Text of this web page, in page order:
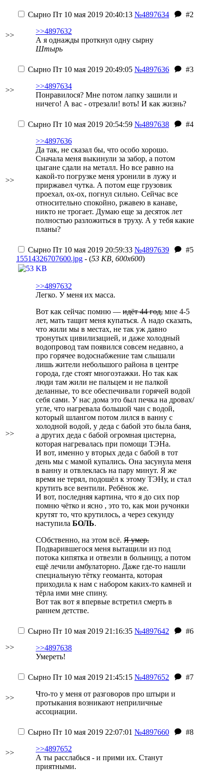
>>
Сырно Пт 10 мая 2019 20:40:13 №4897634
#2
>>4897632
А я однажды проткнул одну сырну
Штырь
>>
Сырно Пт 10 мая 2019 20:49:05 №4897636
#3
>>4897634
Понравилося? Мне потом лапку зашили и
ничего! А вас - отрезали! воть! И как жизнь?
>>
Сырно Пт 10 мая 2019 20:54:59 №4897638
#4
>>4897636
Да так, не сказал бы, что особо хорошо.
Сначала меня выкинули за забор, а потом
цыгане сдали на металл. Но все равно на
какой-то погрузке меня уронили в лужу и
приржавел чутка. А потом еще грузовик
проехал, ох-ох, погнул сильно. Сейчас все
относительно спокойно, ржавею в канаве,
никто не трогает. Думаю еще за десяток лет
полностью разложиться в труху. А у тебя какие
планы?
>>
Сырно Пт 10 мая 2019 20:59:33 №4897639
#5
15514326707600.jpg - (53 KB, 600x600)
>>4897632
Легко. У меня их масса.
Вот как сейчас помню — идёт 44 год, мне 4-5
лет, мать тащит меня купаться. А надо сказать,
что жили мы в местах, не так уж давно
тронутых цивилизацией, и даже холодный
водопровод там появился совсем недавно, а
про горячее водоснабжение там слышали
лишь жители небольшого района в центре
города, где стоят многоэтажки. Но так как
люди там жили не пальцем и не палкой
деланные, то все обеспечивали горячей водой
себя сами. У нас дома это был печка на дровах/
угле, что нагревала большой чан с водой,
который шлангом потом лился в ванну с
холодной водой, у деда с бабой это была баня,
а других деда с бабой огромная цистерна,
которая нагревалась при помощи ТЭНа.
И вот, именно у вторых деда с бабой в тот
день мы с мамой купались. Она засунула меня
в ванну и отвлеклась на пару минут. Я же
время не терял, подошёл к этому ТЭНу, и стал
крутить все вентили. Ребёнок же.
И вот, последняя картина, что я до сих пор
помню чётко и ясно , это то, как мои ручонки
крутят то, что крутилось, а через секунду
наступила БОЛЬ.
СОбственно, на этом всё. Я умер.
Подварившегося меня вытащили из под
потока кипятка и отвезли в больницу, а потом
ещё лечили амбулаторно. Даже где-то нашли
специальную тётку геоманта, которая
приходила к нам с набором каких-то камней и
тёрла ими мне спину.
Вот так вот я впервые встретил смерть в
раннем детстве.
>>
Сырно Пт 10 мая 2019 21:16:35 №4897642
#6
>>4897638
Умереть!
>>
Сырно Пт 10 мая 2019 21:45:15 №4897652
#7
Что-то у меня от разговоров про штыри и
протыкания возникают неприличные
ассоциации.
>>
Сырно Пт 10 мая 2019 22:07:01 №4897660
#8
>>4897652
А ты расслабься - и прими их. Станут
приятными.